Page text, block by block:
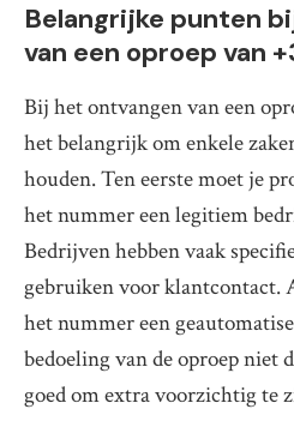
Belangrijke punten
van een oproep van
Bij het ontvangen van een
het belangrijk om enkele
houden. Ten eerste moet je
het nummer een legitiem
Bedrijven hebben vaak
gebruiken voor klantcontact.
het nummer een
bedoeling van de oproep niet
goed om extra voorzichtig te